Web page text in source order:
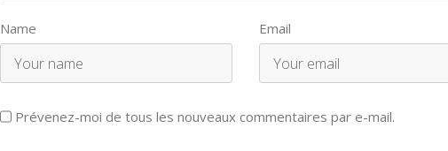
Name Email
Prévenez-moi de tous les nouveaux commentaires par e-mail.